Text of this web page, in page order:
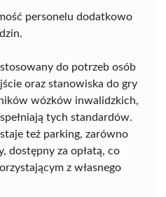
personelu dodatkowo
do potrzeb osób
oraz stanowiska do gry
wózków inwalidzkich,
tych standardów.
też parking, zarówno
dostępny za opłatą, co
z własnego